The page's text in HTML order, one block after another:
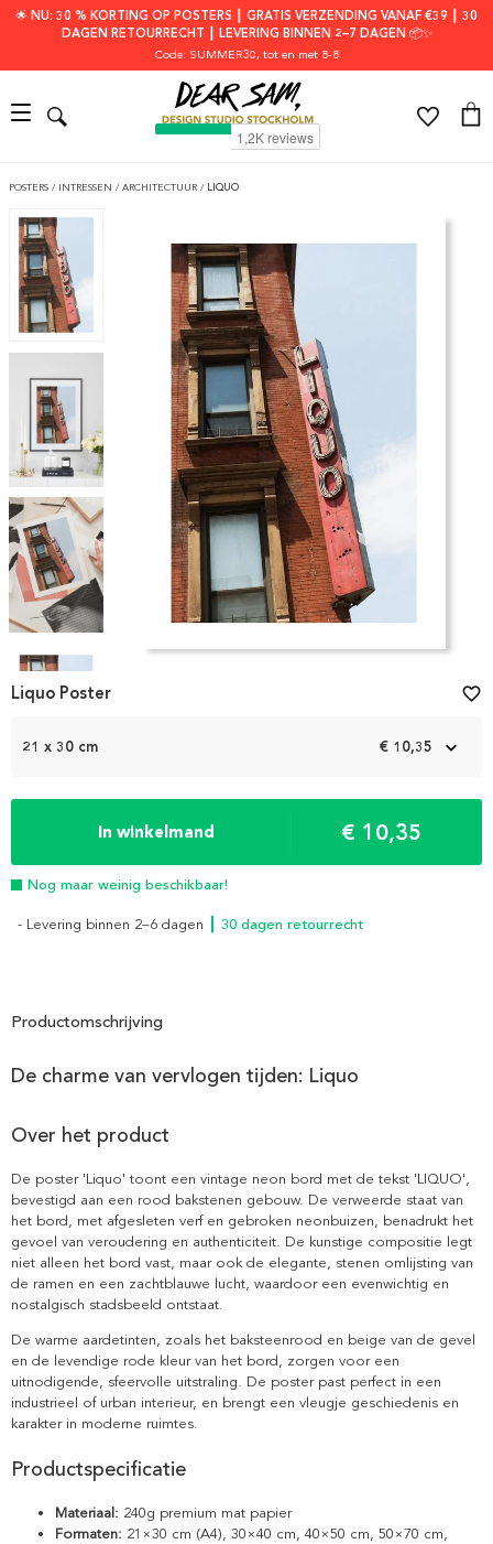
🌟 NU: 30 % KORTING OP POSTERS ┃ GRATIS VERZENDING VANAF €39 ┃ 30
DAGEN RETOURRECHT ┃ LEVERING BINNEN 2–7 DAGEN 📦✨
Code: SUMMER30, tot en met 8-8
POSTERS / INTRESSEN / ARCHITECTUUR / LIQUO
1
21 x 30 cm € 10,35
In winkelmand € 10,35
Nog maar weinig beschikbaar!
- Levering binnen 2–6 dagen ┃ 30 dagen retourrecht
Liquo Poster favorite_border
Productomschrijving
De charme van vervlogen tijden: Liquo
Over het product
De poster 'Liquo' toont een vintage neon bord met de tekst 'LIQUO',
bevestigd aan een rood bakstenen gebouw. De verweerde staat van
het bord, met afgesleten verf en gebroken neonbuizen, benadrukt het
gevoel van veroudering en authenticiteit. De kunstige compositie legt
niet alleen het bord vast, maar ook de elegante, stenen omlijsting van
de ramen en een zachtblauwe lucht, waardoor een evenwichtig en
nostalgisch stadsbeeld ontstaat.
De warme aardetinten, zoals het baksteenrood en beige van de gevel
en de levendige rode kleur van het bord, zorgen voor een
uitnodigende, sfeervolle uitstraling. De poster past perfect in een
industrieel of urban interieur, en brengt een vleugje geschiedenis en
karakter in moderne ruimtes.
Productspecificatie
Materiaal: 240g premium mat papier
Formaten: 21×30 cm (A4), 30×40 cm, 40×50 cm, 50×70 cm,